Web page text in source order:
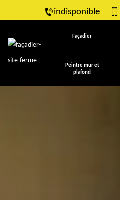
indisponible
Façadier
Peintre mur et
plafond